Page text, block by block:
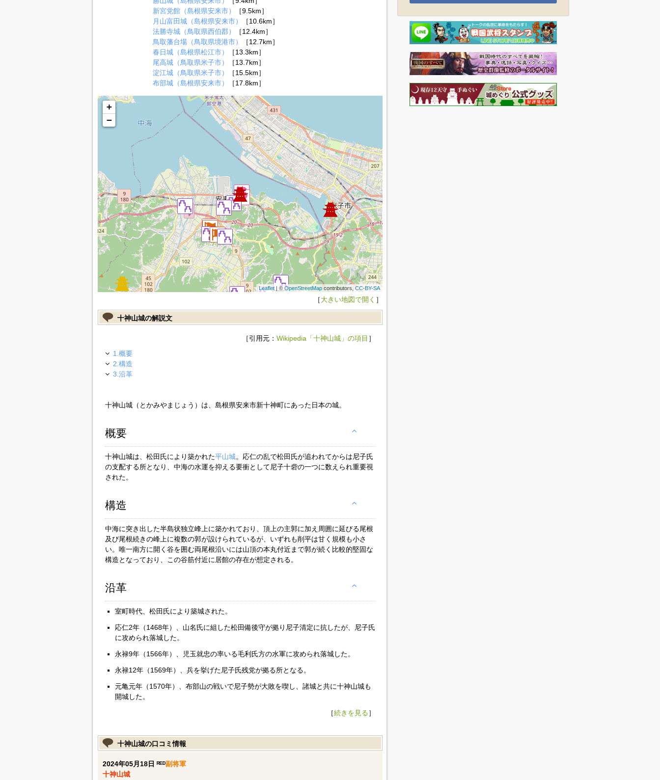
新宮党館（島根県安来市）
［9.5km］
月山富田城（島根県安来市）
［10.6km］
法勝寺城（鳥取県西伯郡）
［12.4km］
鳥取藩台場（鳥取県境港市）
［12.7km］
春日城（島根県松江市）
［13.3km］
尾高城（鳥取県米子市）
［13.7km］
淀江城（鳥取県米子市）
［15.5km］
布部城（島根県安来市）
［17.8km］
+
−
Leaflet| © OpenStreetMapcontributors,CC-BY-SA
［大きい地図で開く ］
十神山城の解説文
［引用元： Wikipedia「十神山城」の項目 ］
1.概要
2.構造
3.沿革
十神山城（とかみやまじょう）は、島根県安来市新十神町にあった日本の城。
概要
十神山城は、松田氏により築かれた平山城。応仁の乱で松田氏が追われてからは尼子氏
の支配する所となり、中海の水運を抑える要衝として尼子十砦の一つに数えられ重要視
された。
構造
中海に突き出した半島状独立峰上に築かれており、頂上の主郭に加え周囲に延びる尾根
及び尾根続きの峰上に複数の郭が設けられているが、いずれも削平は甘く規模も小さ
い。唯一南方に開く谷を囲む両尾根沿いには山頂の本丸付近まで郭が続く比較的堅固な
構造となっており、この谷筋付近に居館の存在が想定される。
沿革
室町時代、松田氏により築城された。
応仁2年（1468年）、山名氏に組した松田備後守が拠り尼子清定に抗したが、尼子氏
に攻められ落城した。
永禄9年（1566年）、児玉就忠の率いる毛利氏方の水軍に攻められ落城した。
永禄12年（1569年）、兵を挙げた尼子氏残党が拠る所となる。
元亀元年（1570年）、布部山の戦いで尼子勢が大敗を喫し、諸城と共に十神山城も
開城した。
［続きを見る］
十神山城の口コミ情報
2024年05月18日 ᴿᴱᴰ副将軍
十神山城